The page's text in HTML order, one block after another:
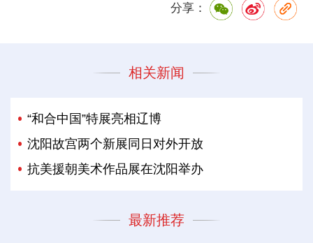
分享：
相关新闻
“和合中国”特展亮相辽博
沈阳故宫两个新展同日对外开放
抗美援朝美术作品展在沈阳举办
最新推荐